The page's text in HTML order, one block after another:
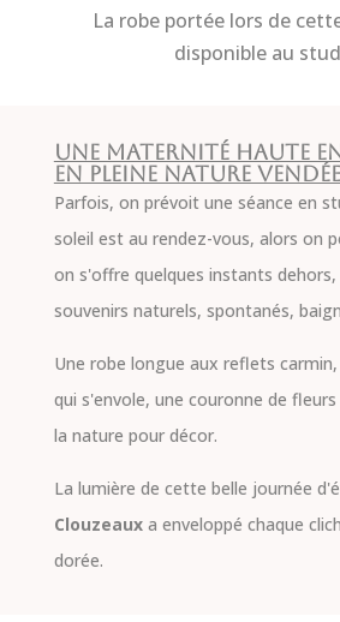
La robe portée lors de
disponible au
Une maternité haute
en pleine nature
Parfois, on prévoit une séance en
soleil est au rendez-vous, alors on
on s'offre quelques instants dehors,
souvenirs naturels, spontanés,
Une robe longue aux reflets
qui s'envole, une couronne de
la nature pour décor.
La lumière de cette belle journée
Clouzeauxa enveloppé chaque
dorée.